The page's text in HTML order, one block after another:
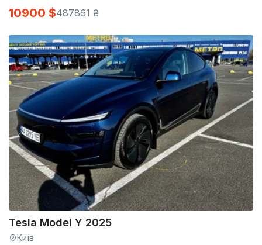
10900 $487861 ₴
Tesla Model Y 2025
Київ